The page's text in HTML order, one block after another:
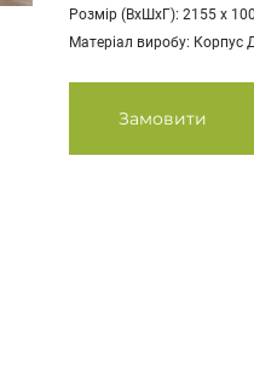
Розмір (ВхШхГ): 2155 х
Матеріал виробу: Корпус
Замовити